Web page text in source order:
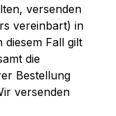
versenden
vereinbart) in
diesem Fall gilt
die
Bestellung
versenden